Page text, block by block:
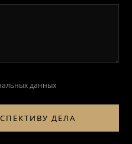
данных
ДЕЛА